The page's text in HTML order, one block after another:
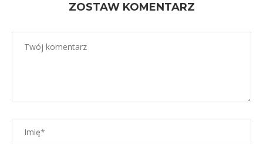
ZOSTAW KOMENTARZ